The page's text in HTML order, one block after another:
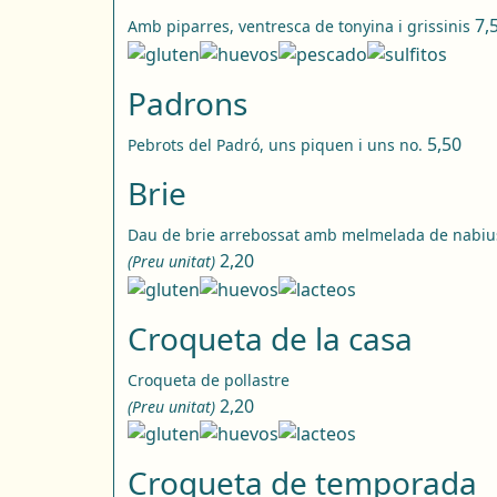
Amb piparres, ventresca de tonyina i grissinis
Padrons
Pebrots del Padró, uns piquen i uns no. 5,50
Brie
Dau de brie arrebossat amb melmelada de
(Preu unitat) 2,20
Croqueta de la casa
Croqueta de pollastre
(Preu unitat) 2,20
Croqueta de temporada